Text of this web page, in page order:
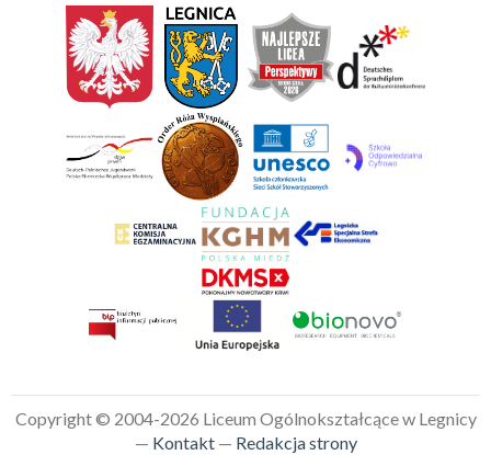
Copyright © 2004-2026 Liceum Ogólnokształcące w Legnicy
— Kontakt— Redakcja strony